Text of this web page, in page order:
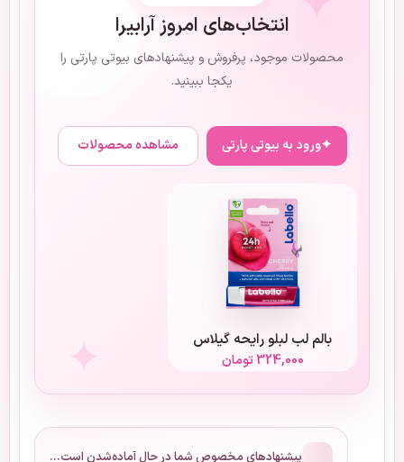
انتخاب‌های امروز آرابیرا
محصولات موجود، پرفروش و پیشنهادهای بیوتی پارتی را
یکجا ببینید.
✦ورود به بیوتی پارتی مشاهده محصولات
تومان
بالم لب لبلو رایحه گیلاس
324,000 تومان
تومان
پیشنهادهای مخصوص شما در حال آماده‌شدن است…